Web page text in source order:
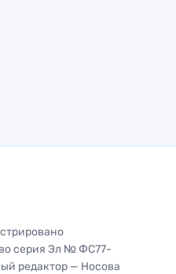
серия Эл № ФС77-
редактор — Носова